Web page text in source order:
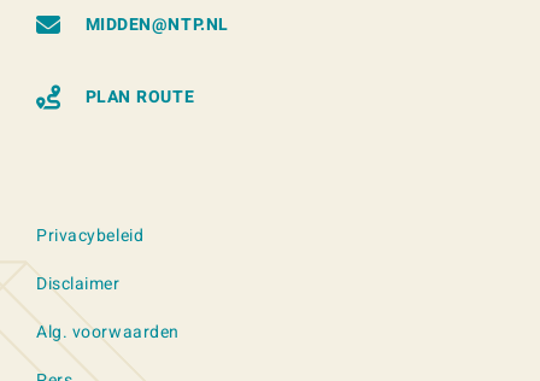
MIDDEN@NTP.NL
PLAN ROUTE
Privacybeleid
Disclaimer
Alg. voorwaarden